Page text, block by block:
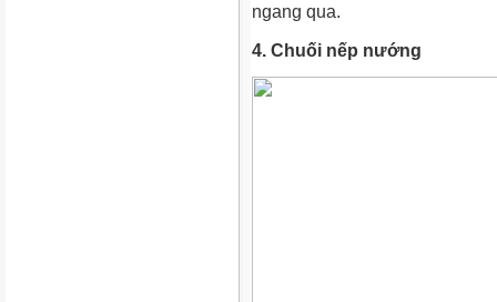
ngang qua.
4. Chuối nếp nướng